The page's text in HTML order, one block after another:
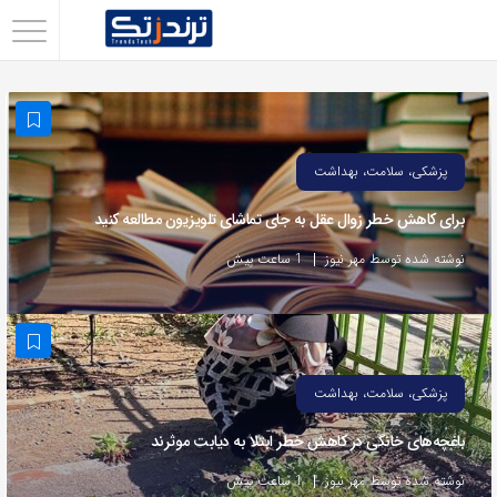
با
استفاده
از
روش‌های
زیر
می‌توانید
این
صفحه
را
با
دوستان
خود
پزشکی، سلامت، بهداشت
برای کاهش خطر زوال عقل به جای تماشای تلویزیون مطالعه کنید
نوشته شده توسط مهر نیوز 1 ساعت پیش
پزشکی، سلامت، بهداشت
باغچه‌های خانگی در کاهش خطر ابتلا به دیابت موثرند
نوشته شده توسط مهر نیوز 1 ساعت پیش